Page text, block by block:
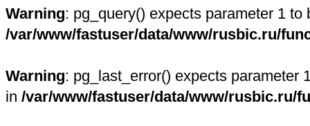
Warning: pg_query() expects parameter 1
/var/www/fastuser/data/www/rusbic.ru/
Warning: pg_last_error() expects parameter
in /var/www/fastuser/data/www/rusbic.ru/